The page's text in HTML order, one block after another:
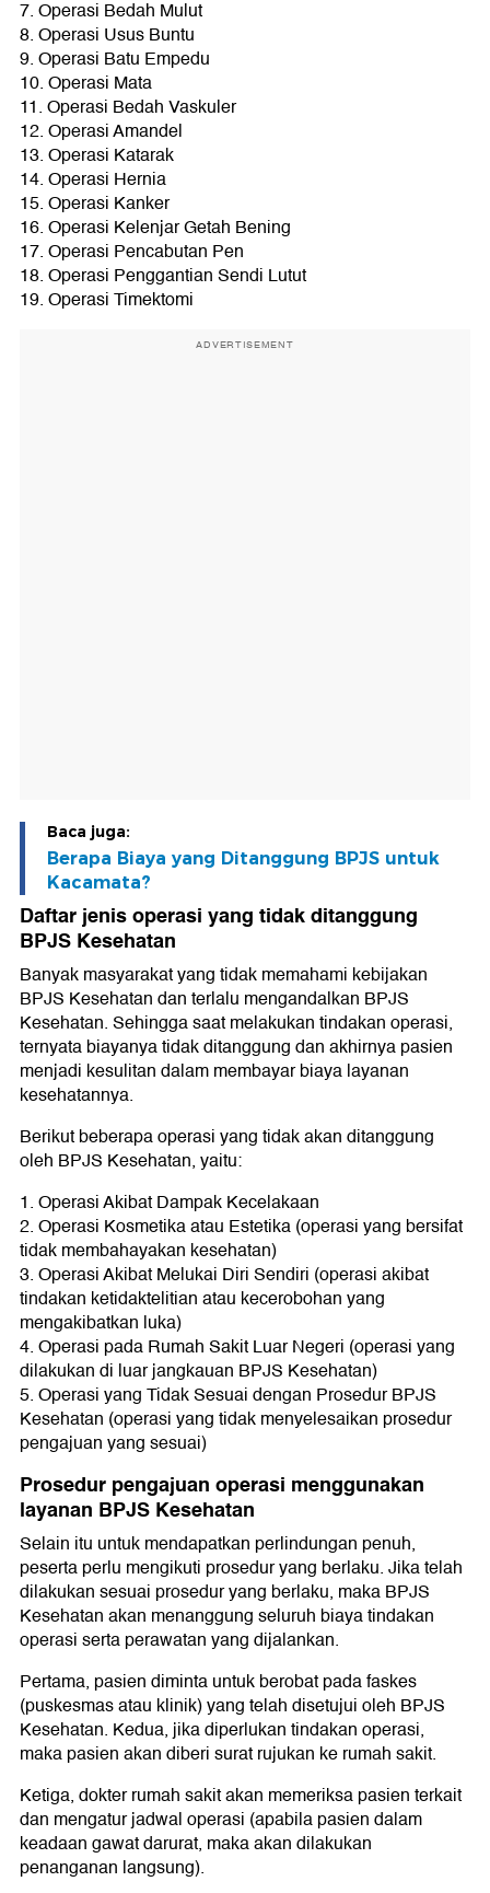
7. Operasi Bedah Mulut
8. Operasi Usus Buntu
9. Operasi Batu Empedu
10. Operasi Mata
11. Operasi Bedah Vaskuler
12. Operasi Amandel
13. Operasi Katarak
14. Operasi Hernia
15. Operasi Kanker
16. Operasi Kelenjar Getah Bening
17. Operasi Pencabutan Pen
18. Operasi Penggantian Sendi Lutut
19. Operasi Timektomi
ADVERTISEMENT
Baca juga:
Berapa Biaya yang Ditanggung BPJS untuk
Kacamata?
Daftar jenis operasi yang tidak ditanggung
BPJS Kesehatan
Banyak masyarakat yang tidak memahami kebijakan
BPJS Kesehatan dan terlalu mengandalkan BPJS
Kesehatan. Sehingga saat melakukan tindakan operasi,
ternyata biayanya tidak ditanggung dan akhirnya pasien
menjadi kesulitan dalam membayar biaya layanan
kesehatannya.
Berikut beberapa operasi yang tidak akan ditanggung
oleh BPJS Kesehatan, yaitu:
1. Operasi Akibat Dampak Kecelakaan
2. Operasi Kosmetika atau Estetika (operasi yang bersifat
tidak membahayakan kesehatan)
3. Operasi Akibat Melukai Diri Sendiri (operasi akibat
tindakan ketidaktelitian atau kecerobohan yang
mengakibatkan luka)
4. Operasi pada Rumah Sakit Luar Negeri (operasi yang
dilakukan di luar jangkauan BPJS Kesehatan)
5. Operasi yang Tidak Sesuai dengan Prosedur BPJS
Kesehatan (operasi yang tidak menyelesaikan prosedur
pengajuan yang sesuai)
Prosedur pengajuan operasi menggunakan
layanan BPJS Kesehatan
Selain itu untuk mendapatkan perlindungan penuh,
peserta perlu mengikuti prosedur yang berlaku. Jika telah
dilakukan sesuai prosedur yang berlaku, maka BPJS
Kesehatan akan menanggung seluruh biaya tindakan
operasi serta perawatan yang dijalankan.
Pertama, pasien diminta untuk berobat pada faskes
(puskesmas atau klinik) yang telah disetujui oleh BPJS
Kesehatan. Kedua, jika diperlukan tindakan operasi,
maka pasien akan diberi surat rujukan ke rumah sakit.
Ketiga, dokter rumah sakit akan memeriksa pasien terkait
dan mengatur jadwal operasi (apabila pasien dalam
keadaan gawat darurat, maka akan dilakukan
penanganan langsung).